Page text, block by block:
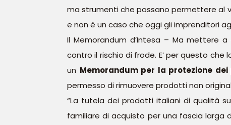
ma strumenti che possano permettere al
e non è un caso che oggi gli imprenditori
Il Memorandum d’Intesa – Ma mettere
contro il rischio di frode. E’ per questo che
un Memorandum per la protezione dei
permesso di rimuovere prodotti non
“La tutela dei prodotti italiani di qualità
familiare di acquisto per una fascia